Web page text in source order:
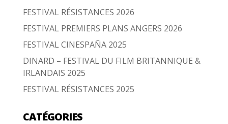
FESTIVAL RÉSISTANCES 2026
FESTIVAL PREMIERS PLANS ANGERS 2026
FESTIVAL CINESPAÑA 2025
DINARD – FESTIVAL DU FILM BRITANNIQUE &
IRLANDAIS 2025
FESTIVAL RÉSISTANCES 2025
CATÉGORIES